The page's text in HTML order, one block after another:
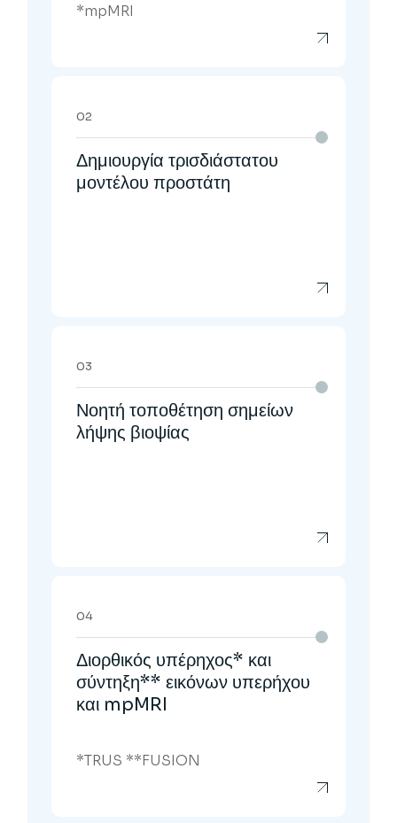
*mpMRI
02
Δημιουργία τρισδιάστατου
μοντέλου προστάτη
03
Νοητή τοποθέτηση σημείων
λήψης βιοψίας
04
Διορθικός υπέρηχος* και
σύντηξη** εικόνων υπερήχου
και mpMRI
*TRUS **FUSION